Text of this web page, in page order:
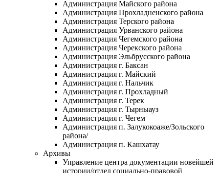
Администрация Майского района
Администрация Прохладненского района
Администрация Терского района
Администрация Урванского района
Администрация Чегемского района
Администрация Черекского района
Администрация Эльбрусского района
Администрация г. Баксан
Администрация г. Майский
Администрация г. Нальчик
Администрация г. Прохладный
Администрация г. Терек
Администрация г. Тырныауз
Администрация г. Чегем
Администрация п. Залукокоаже/Зольского
района/
Администрация п. Кашхатау
Архивы
Управление центра документации новейшей
истории/отдел социально-правовой